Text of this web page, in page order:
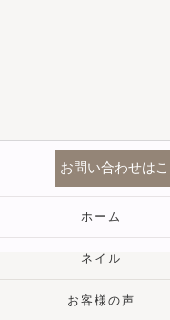
お問い合わせは
ホーム
ネイル
お客様の声